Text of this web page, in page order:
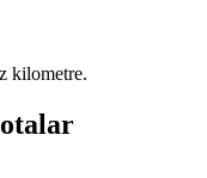
kilometre.